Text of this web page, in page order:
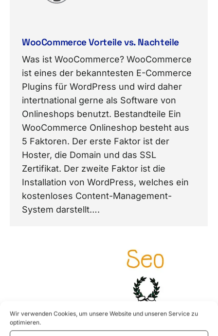
Wir verwenden Cookies, um unsere Website und unseren Service zu
optimieren.
WooCommerce Vorteile vs. Nachteile
Was ist WooCommerce? WooCommerce
ist eines der bekanntesten E-Commerce
Plugins für WordPress und wird daher
intertnational gerne als Software von
Onlineshops benutzt. Bestandteile Ein
WooCommerce Onlineshop besteht aus
5 Faktoren. Der erste Faktor ist der
Hoster, die Domain und das SSL
Zertifikat. Der zweite Faktor ist die
Installation von WordPress, welches ein
kostenloses Content-Management-
System darstellt….